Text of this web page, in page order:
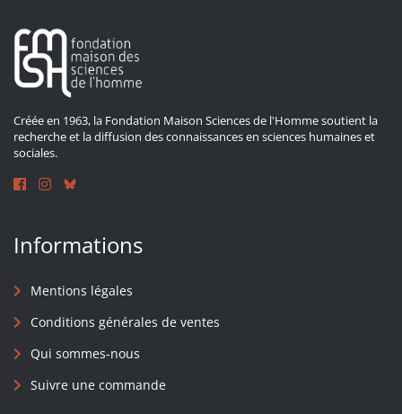
Créée en 1963, la Fondation Maison Sciences de l'Homme soutient la
recherche et la diffusion des connaissances en sciences humaines et
sociales.
Informations
Mentions légales
Conditions générales de ventes
Qui sommes-nous
Suivre une commande